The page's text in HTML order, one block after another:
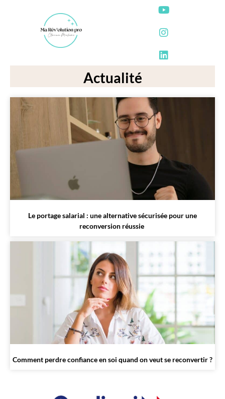
Actualité
Le portage salarial : une alternative sécurisée pour une
reconversion réussie
Comment perdre confiance en soi quand on veut se reconvertir ?